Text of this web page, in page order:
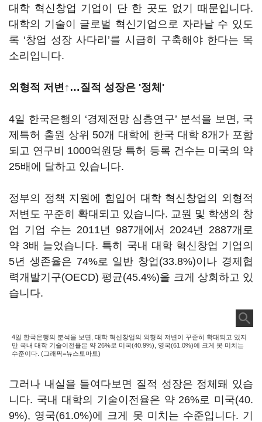
대학 혁신창업 기업이 단 한 곳도 없기 때문입니다.
대학의 기술이 글로벌 혁신기업으로 자라날 수 있도
록 ‘창업 성장 사다리’를 시급히 구축해야 한다는 목
소리입니다.
외형적 저변↑…질적 성장은 '정체'
4일 한국은행의 ‘경제전망 심층연구’ 분석을 보면, 국
제특허 출원 상위 50개 대학에 한국 대학 8개가 포함
되고 연구비 1000억원당 특허 등록 건수는 미국의 약
25배에 달하고 있습니다.
정부의 정책 지원에 힘입어 대학 혁신창업의 외형적
저변도 꾸준히 확대되고 있습니다. 교원 및 학생의 창
업 기업 수는 2011년 987개에서 2024년 2887개로
약 3배 늘었습니다. 특히 국내 대학 혁신창업 기업의
5년 생존율은 74%로 일반 창업(33.8%)이나 경제협
력개발기구(OECD) 평균(45.4%)을 크게 상회하고 있
습니다.
4일 한국은행의 분석을 보면, 대학 혁신창업의 외형적 저변이 꾸준히 확대되고 있지
만 국내 대학 기술이전율은 약 26%로 미국(40.9%), 영국(61.0%)에 크게 못 미치는
수준이다. (그래픽=뉴스토마토)
그러나 내실을 들여다보면 질적 성장은 정체돼 있습
니다. 국내 대학의 기술이전율은 약 26%로 미국(40.
9%), 영국(61.0%)에 크게 못 미치는 수준입니다. 기